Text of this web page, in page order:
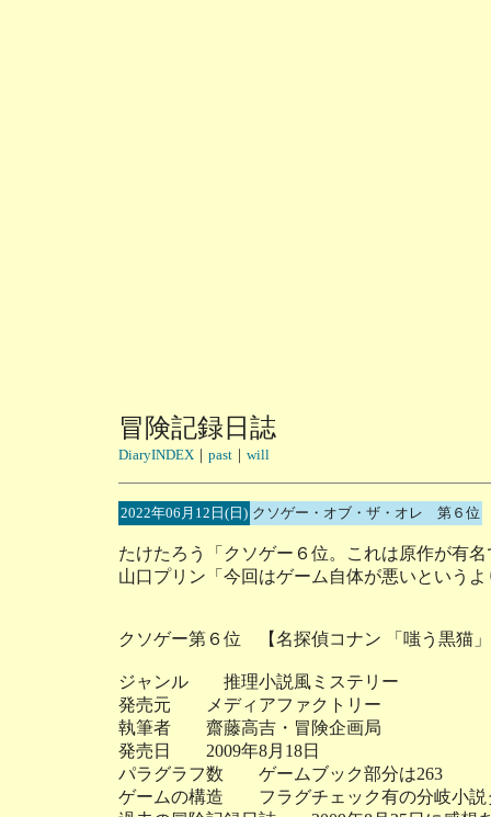
冒険記録日誌
DiaryINDEX｜ past｜ will
2022年06月12日(日) クソゲー・オブ・ザ・オレ 第６位
たけたろう「クソゲー６位。これは原作が有
山口プリン「今回はゲーム自体が悪いという
クソゲー第６位 【名探偵コナン 「嗤う黒猫
ジャンル 推理小説風ミステリー
発売元 メディアファクトリー
執筆者 齋藤高吉・冒険企画局
発売日 2009年8月18日
パラグラフ数 ゲームブック部分は263
ゲームの構造 フラグチェック有の分岐小説